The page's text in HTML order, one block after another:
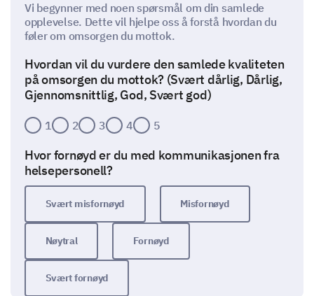
Vi begynner med noen spørsmål om din samlede
opplevelse. Dette vil hjelpe oss å forstå hvordan du
føler om omsorgen du mottok.
Hvordan vil du vurdere den samlede kvaliteten
på omsorgen du mottok? (Svært dårlig, Dårlig,
Gjennomsnittlig, God, Svært god)
1 2 3 4 5
Hvor fornøyd er du med kommunikasjonen fra
helsepersonell?
Svært misfornøyd Misfornøyd
Nøytral Fornøyd
Svært fornøyd